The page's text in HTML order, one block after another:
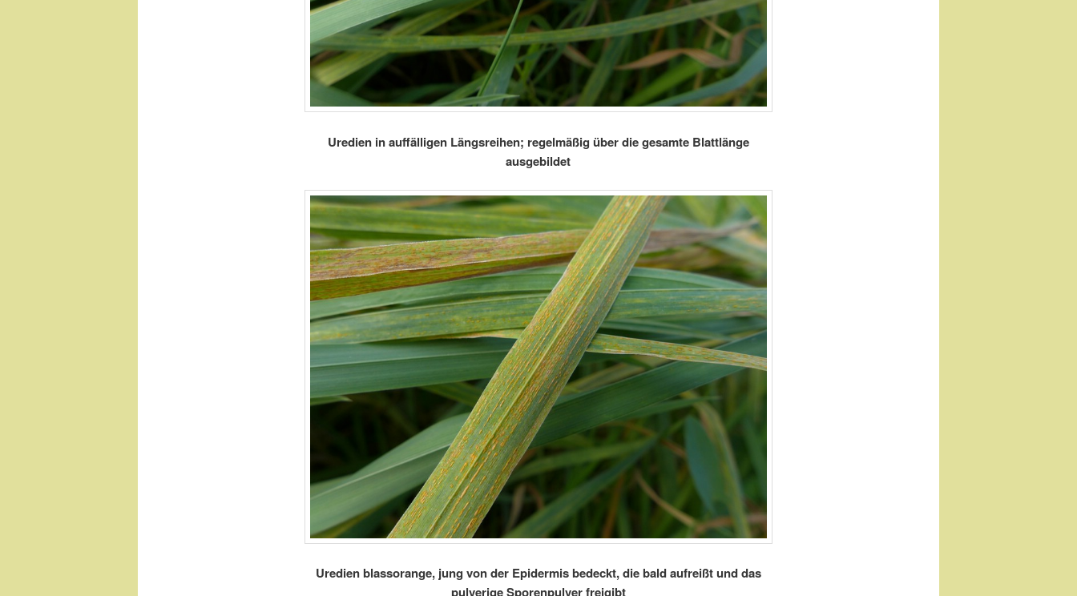
Uredien in auffälligen Längsreihen; regelmäßig über die gesamte Blattlänge
ausgebildet
Uredien blassorange, jung von der Epidermis bedeckt, die bald aufreißt und das
pulverige Sporenpulver freigibt